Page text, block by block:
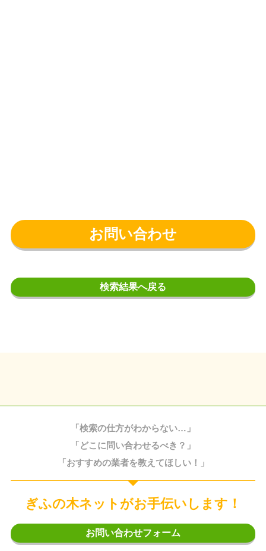
お問い合わせ
検索結果へ戻る
「検索の仕方がわからない…」
「どこに問い合わせるべき？」
「おすすめの業者を教えてほしい！」
ぎふの木ネットがお手伝いします！
お問い合わせフォーム